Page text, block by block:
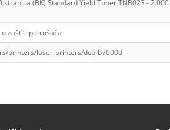
stranica (BK) Standard Yield Toner TNB023 -
zaštiti potrošača
printers/laser-printers/dcp-b7600d